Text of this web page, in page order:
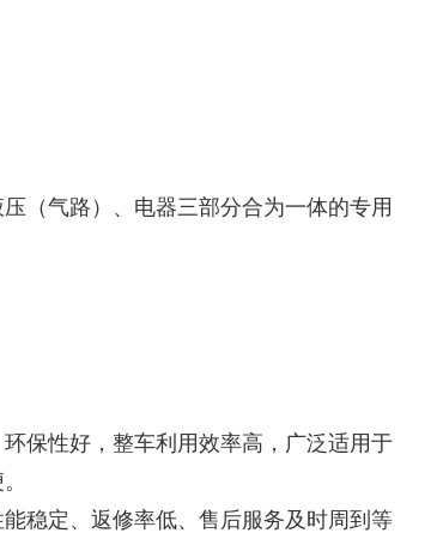
（气路）、电器三部分合为一体的专用
保性好，整车利用效率高，广泛适用于
稳定、返修率低、售后服务及时周到等